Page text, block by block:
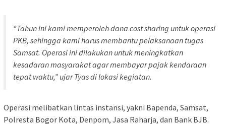
“Tahun ini kami memperoleh dana cost sharing untuk operasi
PKB, sehingga kami harus membantu pelaksanaan tugas
Samsat. Operasi ini dilakukan untuk meningkatkan
kesadaran masyarakat agar membayar pajak kendaraan
tepat waktu,” ujar Tyas di lokasi kegiatan.
Operasi melibatkan lintas instansi, yakni Bapenda, Samsat,
Polresta Bogor Kota, Denpom, Jasa Raharja, dan Bank BJB.